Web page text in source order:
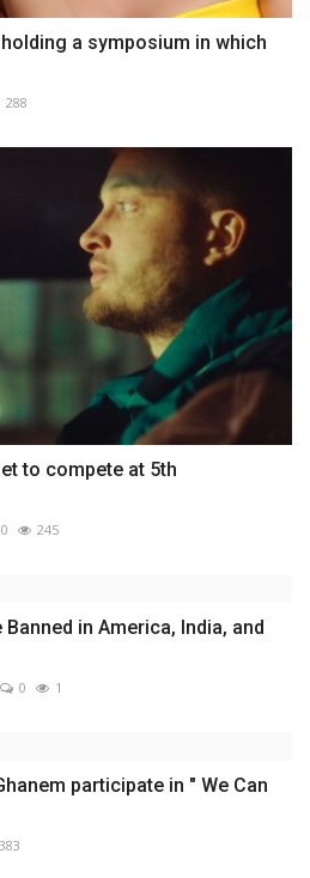
a symposium in which
288
to compete at 5th
0 245
in America, India, and
0 1
participate in " We Can
383